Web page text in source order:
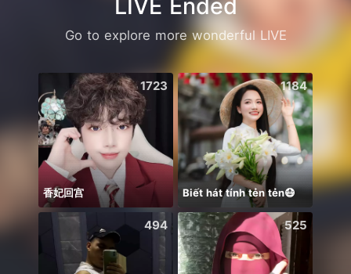
LIVE Ended
Go to explore more wonderful LIVE
1723
香妃回宫
1184
Biết hát tính tẻn tẻn😷
494 525